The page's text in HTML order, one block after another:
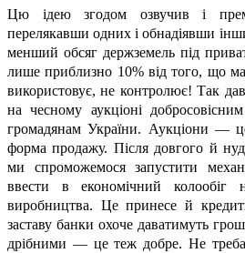
Цю ідею згодом озвучив і
перелякавши одних і обнадіявши
менший обсяг держземель під
лише приблизно 10% від того, що
використовує, не контролює! Так
на чесному аукціоні
громадянам України. Аукціони —
форма продажу. Після довгого й
ми спроможемося запустити
ввести в економічний колообіг
виробництва. Це принесе й
заставу банки охоче даватимуть
дрібними — це теж добре. Не